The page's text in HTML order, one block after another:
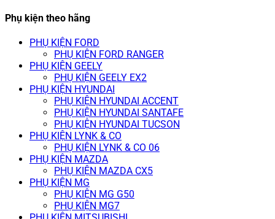
Phụ kiện theo hãng
PHỤ KIỆN FORD
PHỤ KIỆN FORD RANGER
PHỤ KIỆN GEELY
PHỤ KIỆN GEELY EX2
PHỤ KIỆN HYUNDAI
PHỤ KIỆN HYUNDAI ACCENT
PHỤ KIỆN HYUNDAI SANTAFE
PHỤ KIỆN HYUNDAI TUCSON
PHỤ KIỆN LYNK & CO
PHỤ KIỆN LYNK & CO 06
PHỤ KIỆN MAZDA
PHỤ KIỆN MAZDA CX5
PHỤ KIỆN MG
PHỤ KIỆN MG G50
PHỤ KIỆN MG7